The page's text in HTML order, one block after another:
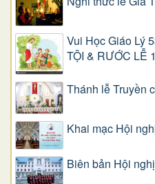
Vui Học Giáo Lý
TỘI & RƯỚC LỄ 1
Thánh lễ Truyền
Khai mạc Hội
Biên bản Hội